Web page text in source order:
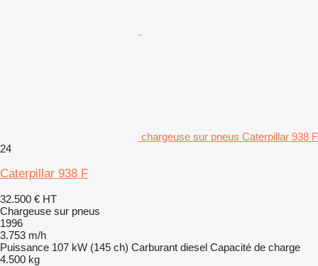
chargeuse sur pneus Caterpillar 938 F
24
Caterpillar 938 F
32.500 € HT
Chargeuse sur pneus
1996
3.753 m/h
Puissance 107 kW (145 ch) Carburant diesel Capacité de charge
4.500 kg